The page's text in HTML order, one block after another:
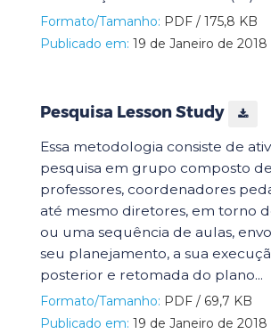
Formato/Tamanho: PDF / 175,8 KB
Publicado em: 19 de Janeiro de 2018
Pesquisa Lesson Study
Essa metodologia consiste de
pesquisa em grupo composto de
professores, coordenadores
até mesmo diretores, em torno
ou uma sequência de aulas,
seu planejamento, a sua
posterior e retomada do plano...
Formato/Tamanho: PDF / 69,7 KB
Publicado em: 19 de Janeiro de 2018